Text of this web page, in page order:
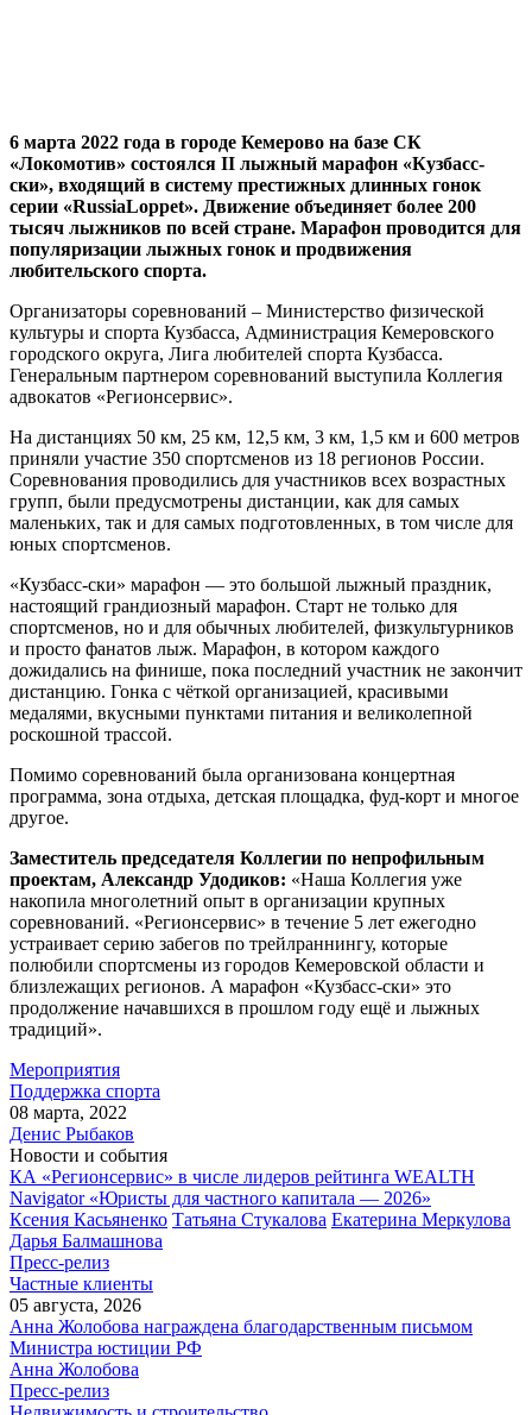
6 марта 2022 года в городе Кемерово на базе СК
«Локомотив» состоялся II лыжный марафон «Кузбасс-
ски», входящий в систему престижных длинных гонок
серии «RussiaLoppet». Движение объединяет более 200
тысяч лыжников по всей стране. Марафон проводится для
популяризации лыжных гонок и продвижения
любительского спорта.
Организаторы соревнований – Министерство физической
культуры и спорта Кузбасса, Администрация Кемеровского
городского округа, Лига любителей спорта Кузбасса.
Генеральным партнером соревнований выступила Коллегия
адвокатов «Регионсервис».
На дистанциях 50 км, 25 км, 12,5 км, 3 км, 1,5 км и 600 метров
приняли участие 350 спортсменов из 18 регионов России.
Соревнования проводились для участников всех возрастных
групп, были предусмотрены дистанции, как для самых
маленьких, так и для самых подготовленных, в том числе для
юных спортсменов.
«Кузбасс-ски» марафон — это большой лыжный праздник,
настоящий грандиозный марафон. Старт не только для
спортсменов, но и для обычных любителей, физкультурников
и просто фанатов лыж. Марафон, в котором каждого
дожидались на финише, пока последний участник не закончит
дистанцию. Гонка с чёткой организацией, красивыми
медалями, вкусными пунктами питания и великолепной
роскошной трассой.
Помимо соревнований была организована концертная
программа, зона отдыха, детская площадка, фуд-корт и многое
другое.
Заместитель председателя Коллегии по непрофильным
проектам, Александр Удодиков: «Наша Коллегия уже
накопила многолетний опыт в организации крупных
соревнований. «Регионсервис» в течение 5 лет ежегодно
устраивает серию забегов по трейлраннингу, которые
полюбили спортсмены из городов Кемеровской области и
близлежащих регионов. А марафон «Кузбасс-ски» это
продолжение начавшихся в прошлом году ещё и лыжных
традиций».
Мероприятия
Поддержка спорта
08 марта, 2022
Денис Рыбаков
Новости и события
КА «Регионсервис» в числе лидеров рейтинга WEALTH
Navigator «Юристы для частного капитала — 2026»
Ксения Касьяненко Татьяна Стукалова Екатерина Меркулова
Дарья Балмашнова
Пресс-релиз
Частные клиенты
05 августа, 2026
Анна Жолобова награждена благодарственным письмом
Министра юстиции РФ
Анна Жолобова
Пресс-релиз